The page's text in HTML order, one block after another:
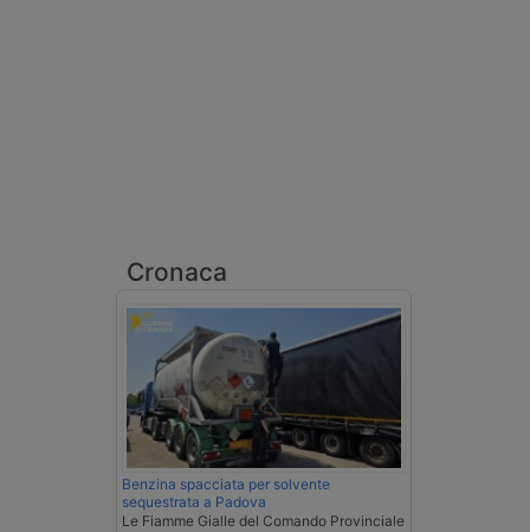
Cronaca
Benzina spacciata per solvente
sequestrata a Padova
Le Fiamme Gialle del Comando Provinciale